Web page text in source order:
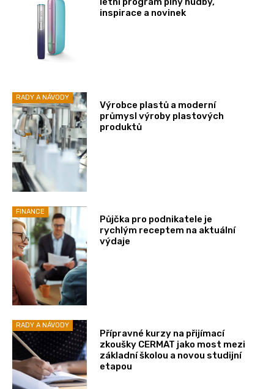
inspirace a novinek
RADY A NÁVODY
Výrobce plastů a moderní
průmysl výroby plastových
produktů
FINANCE
Půjčka pro podnikatele je
rychlým receptem na aktuální
výdaje
RADY A NÁVODY
Přípravné kurzy na přijímací
zkoušky CERMAT jako most mezi
základní školou a novou studijní
etapou